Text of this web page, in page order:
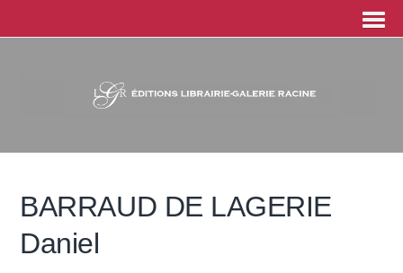
BARRAUD DE LAGERIE
Daniel